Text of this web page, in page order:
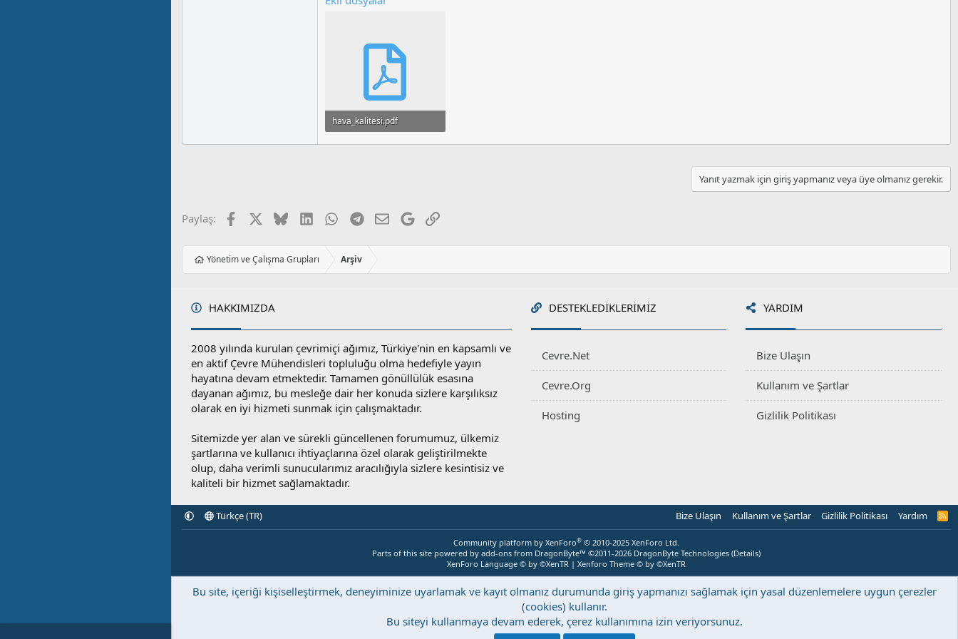
hava_kalitesi.pdf
92.6 KB · Görüntüleme: 92
Yanıt yazmak için giriş yapmanız veya üye olmanız gerekir.
Paylaş: Facebook BlueskyLinkedInWhatsApp
Telegram
E-postaGoogleLink
Yönetim ve Çalışma Grupları Arşiv
HAKKIMIZDA
2008 yılında kurulan çevrimiçi ağımız, Türkiye'nin en kapsamlı ve
en aktif Çevre Mühendisleri topluluğu olma hedefiyle yayın
hayatına devam etmektedir. Tamamen gönüllülük esasına
dayanan ağımız, bu mesleğe dair her konuda sizlere karşılıksız
olarak en iyi hizmeti sunmak için çalışmaktadır.
Sitemizde yer alan ve sürekli güncellenen forumumuz, ülkemiz
şartlarına ve kullanıcı ihtiyaçlarına özel olarak geliştirilmekte
olup, daha verimli sunucularımız aracılığıyla sizlere kesintisiz ve
kaliteli bir hizmet sağlamaktadır.
DESTEKLEDIKLERIMIZ
Cevre.Net
Cevre.Org
Hosting
YARDIM
Bize Ulaşın
Kullanım ve Şartlar
Gizlilik Politikası
Türkçe (TR) Bize Ulaşın Kullanım ve Şartlar Gizlilik Politikası Yardım
R
Community platform by XenForo® © 2010-2025 XenForo Ltd.
Parts of this site powered by add-ons from DragonByte™ ©2011-2026 DragonByte Technologies (Details)
XenForo Language © by ©XenTR | Xenforo Theme © by ©XenTR
Bu site, içeriği kişiselleştirmek, deneyiminize uyarlamak ve kayıt olmanız durumunda giriş yapmanızı sağlamak için yasal düzenlemelere uygun çerezler
(cookies) kullanır.
Bu siteyi kullanmaya devam ederek, çerez kullanımına izin veriyorsunuz.